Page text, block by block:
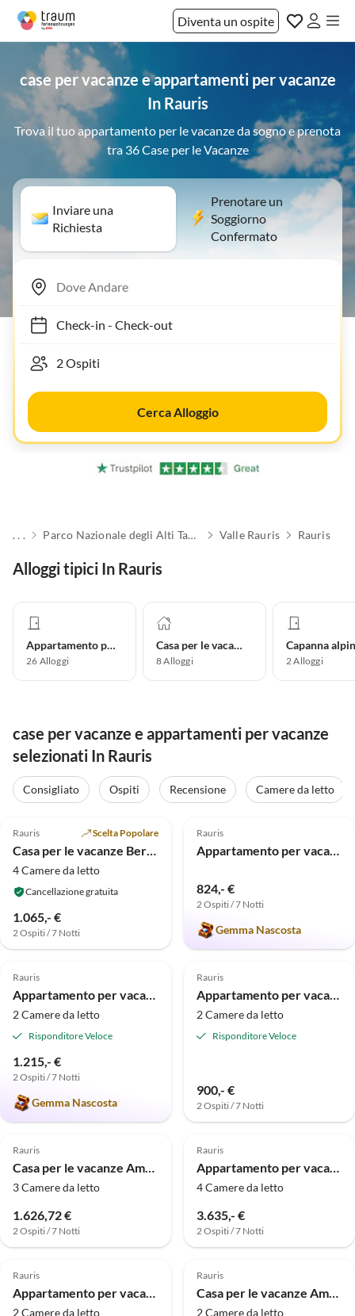
Diventa un ospite
case per vacanze e appartamenti per vacanze
In Rauris
Trova il tuo appartamento per le vacanze da sogno e prenota
tra 36 Case per le Vacanze
Inviare una
Richiesta
Prenotare un
Soggiorno
Confermato
Check-in- Check-out
Cerca Alloggio
. . . Parco Nazionale degli Alti Tauri Valle Rauris Rauris
Alloggi tipici In Rauris
Appartamento per vacanze
26 Alloggi
Casa per le vacanze
8Alloggi
Capanna
2Alloggi
case per vacanze e appartamenti per vacanze
selezionati In Rauris
Consigliato Ospiti Recensione Camere da letto
Annuncio in
Alto
Rauris Scelta Popolare
Casa per le vacanze Bergmeister
4 Camere da letto
Cancellazione gratuita
1.065,- €
2 Ospiti / 7 Notti
Rauris
Appartamento per vacanze Chalet Hochalmbahnen
824,- €
2 Ospiti / 7 Notti
Gemma Nascosta
Alto
5.0 (4)
Rauris
Appartamento per vacanze Maridl
2 Camere da letto
Risponditore Veloce
1.215,- €
2 Ospiti / 7 Notti
Gemma Nascosta
5.0 (3)
Rauris
Appartamento per vacanze Potche
2 Camere da letto
Risponditore Veloce
900,- €
2 Ospiti / 7 Notti
Rauris
Casa per le vacanze Ampia suite per 8 persone con sauna privata
3 Camere da letto
1.626,72 €
2 Ospiti / 7 Notti
Rauris
Appartamento per vacanze Schareck - Casa Bergmoment
4 Camere da letto
3.635,- €
2 Ospiti / 7 Notti
Rauris
Appartamento per vacanze Ritterkopf - Casa Bergmoment
2 Camere da letto
Rauris
Casa per le vacanze Ampia suite per 6 persone
2 Camere da letto